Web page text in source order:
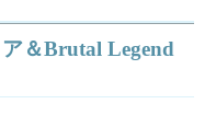
＆Brutal Legend